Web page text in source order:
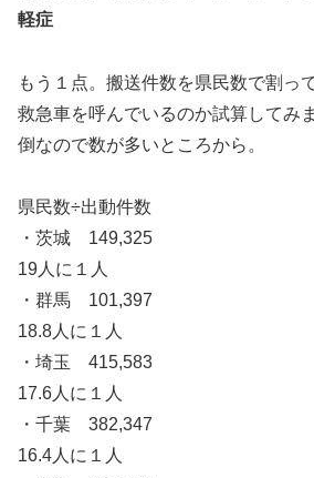
軽症
もう１点。搬送件数を県民数で割っ
救急車を呼んでいるのか試算してみ
倒なので数が多いところから。
県民数÷出動件数
・茨城 149,325
19人に１人
・群馬 101,397
18.8人に１人
・埼玉 415,583
17.6人に１人
・千葉 382,347
16.4人に１人